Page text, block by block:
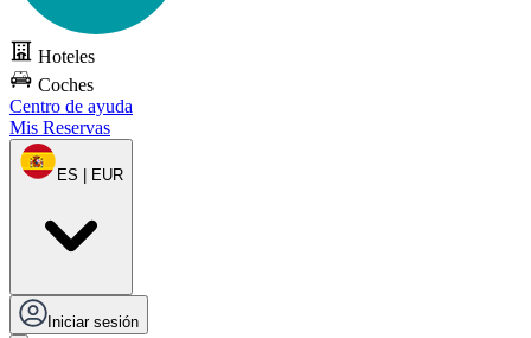
Hoteles
Coches
Centro de ayuda
Mis Reservas
ES | EUR
Iniciar sesión